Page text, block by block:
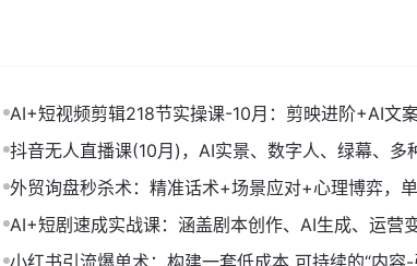
AI+短视频剪辑218节实操课-10月：剪映进阶+AI文
+账号运营，月入2万
抖音无人直播课(10月)，AI实景、数字人、绿幕、多
法、24小时自动盈利
外贸询盘秒杀术：精准话术+场景应对+心理博弈，
转化率提升200%
AI+短剧速成实战课：涵盖剧本创作、AI生成、运营变
单部剧收益破万
小红书引流爆单术：构建一套低成本 可持续的“内容